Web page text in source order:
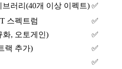
러리(40개 이상 이펙트) ✅
스펙트럼
✅
화, 오토게인)
✅
랙 추가)
✅
✅